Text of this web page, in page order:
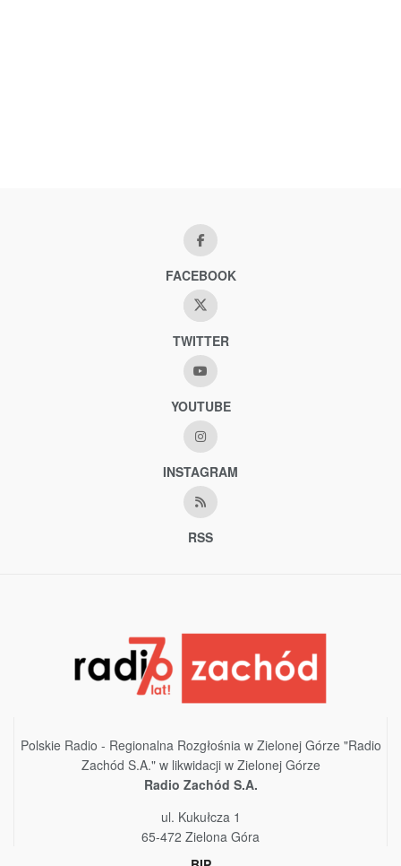
FACEBOOK
TWITTER
YOUTUBE
INSTAGRAM
RSS
Polskie Radio - Regionalna Rozgłośnia w Zielonej Górze "Radio
Zachód S.A." w likwidacji w Zielonej Górze
Radio Zachód S.A.
ul. Kukułcza 1
65-472 Zielona Góra